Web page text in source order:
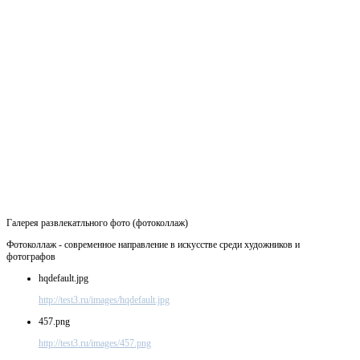
Галерея развлекатльного фото (фотоколлаж)
Фотоколлаж - современное направление в искусстве среди художников и
фотографов
hqdefault.jpg
http://test3.ru/images/hqdefault.jpg
457.png
http://test3.ru/images/457.png